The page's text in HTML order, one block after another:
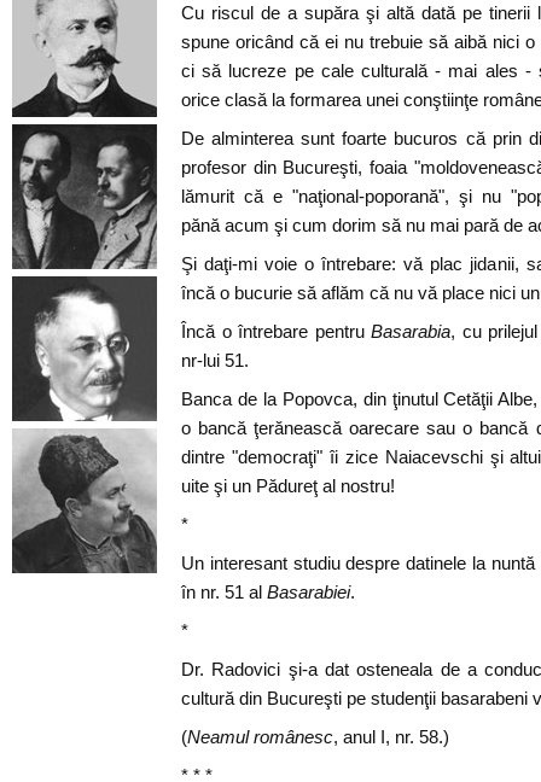
Cu riscul de a supăra şi altă dată pe tinerii
spune oricând că ei nu trebuie să aibă nici
ci să lucreze pe cale culturală - mai ales -
orice clasă la formarea unei conştiinţe
De alminterea sunt foarte bucuros că prin
profesor din Bucureşti, foaia
lămurit că e "naţional-poporană", şi nu
pănă acum şi cum dorim să nu mai pară de
Şi daţi-mi voie o întrebare: vă plac jidanii,
încă o bucurie să aflăm că nu vă place nici
Încă o întrebare pentruBasarabia, cu
nr-lui 51.
Banca de la Popovca, din ţinutul Cetăţii
o bancă ţerănească oarecare sau o bancă
dintre "democraţi" îi zice Naiacevschi şi
uite şi un Pădureţ al nostru!
*
Un interesant studiu despre datinele la
în nr. 51 al Basarabiei.
*
Dr. Radovici şi-a dat osteneala de a
cultură din Bucureşti pe studenţii basarabeni
(Neamul românesc, anul I, nr. 58.)
* * *